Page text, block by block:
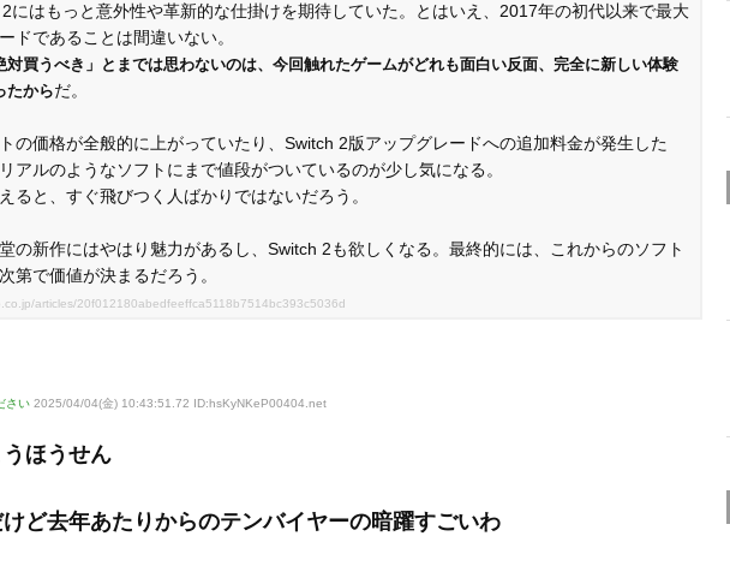
にはもっと意外性や革新的な仕掛けを期待していた。とはいえ、2017年の初代以来で最大
ドであることは間違いない。
対買うべき」とまでは思わないのは、今回触れたゲームがどれも面白い反面、完全に新しい体験
たからだ。
の価格が全般的に上がっていたり、Switch 2版アップグレードへの追加料金が発生した
アルのようなソフトにまで値段がついているのが少し気になる。
ると、すぐ飛びつく人ばかりではないだろう。
の新作にはやはり魅力があるし、Switch 2も欲しくなる。最終的には、これからのソフト
第で価値が決まるだろう。
articles/20f012180abedfeeffca5118b7514bc393c5036d
さい 2025/04/04(金) 10:43:51.72 ID:hsKyNKeP00404 .net
ほうせん
ど去年あたりからのテンバイヤーの暗躍すごいわ